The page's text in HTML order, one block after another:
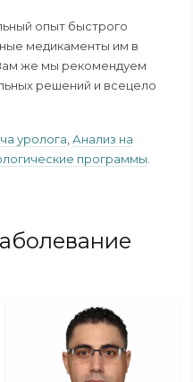
опыт быстрого
медикаменты им в
же мы рекомендуем
решений и всецело
уролога Анализ на
программы